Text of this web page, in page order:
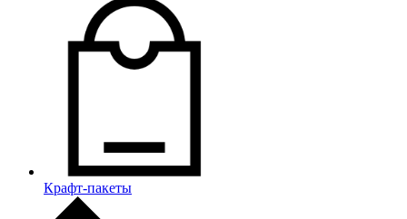
Крафт-пакеты